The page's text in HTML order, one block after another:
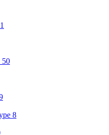
50
8